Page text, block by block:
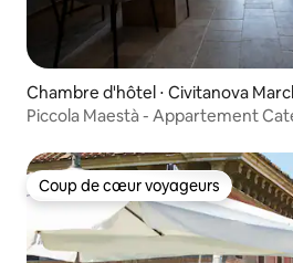
Chambre d'hôtel ⋅ Civitanova
Piccola Maestà - Appartement
Coup de cœur voyageurs
Coup de cœur voyageurs